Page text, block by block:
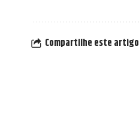
Compartilhe este artigo